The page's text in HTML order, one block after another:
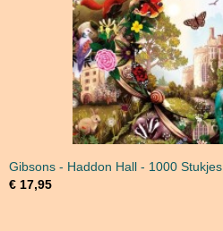
Gibsons - Haddon Hall - 1000 Stukjes
€ 17,95